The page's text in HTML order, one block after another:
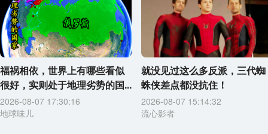
福祸相依，世界上有哪些看似
很好，实则处于地理劣势的国...
2026-08-07 17:30:16
地球味儿
就没见过这么多反派，三代蜘
蛛侠差点都没抗住！
2026-08-07 15:14:32
流心影者